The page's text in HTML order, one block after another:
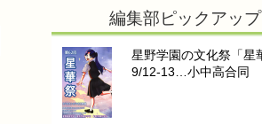
編集部ピックアップ
星野学園の文化祭「星
9/12-13…小中高合同